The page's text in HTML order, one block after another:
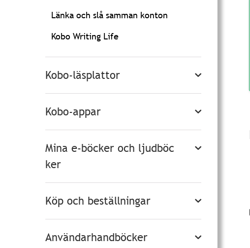
Länka och slå samman konton
Kobo Writing Life
Kobo-läsplattor
Kobo-appar
Mina e-böcker och ljudböc
ker
Köp och beställningar
Användarhandböcker